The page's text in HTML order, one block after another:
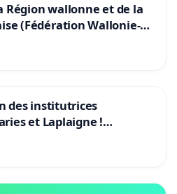
Région wallonne et de la
(Fédération Wallonie-
des institutrices
et Laplaigne !
de nos enfants.